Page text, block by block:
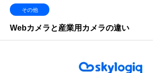
その他
Webカメラと産業用カメラの違い